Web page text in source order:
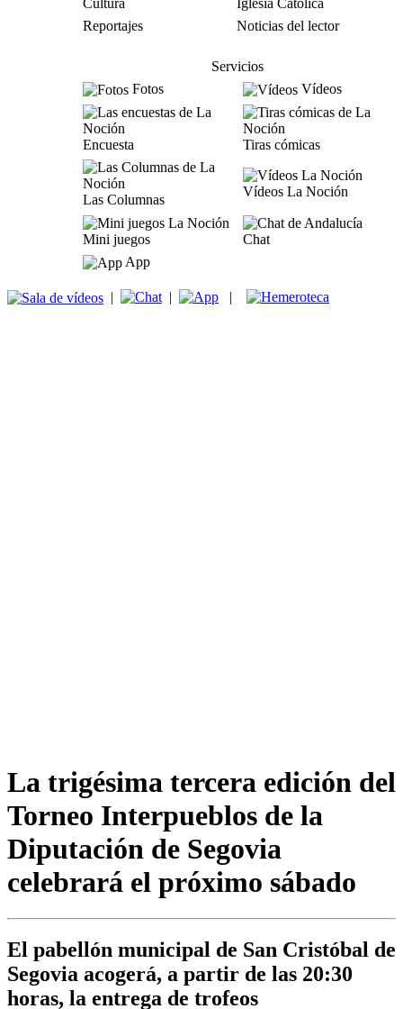
Cultura
Iglesia Católica
Reportajes
Noticias del lector
Servicios
Fotos
Vídeos
Encuesta Tiras cómicas
Las Columnas
Vídeos La Noción
Mini juegos
Chat
App
| | |
La trigésima tercera edición del
Torneo Interpueblos de la
Diputación de Segovia
celebrará el próximo sábado
El pabellón municipal de San Cristóbal de
Segovia acogerá, a partir de las 20:30
horas, la entrega de trofeos